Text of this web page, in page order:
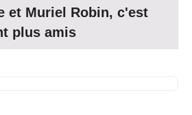
et Muriel Robin, c'est
plus amis